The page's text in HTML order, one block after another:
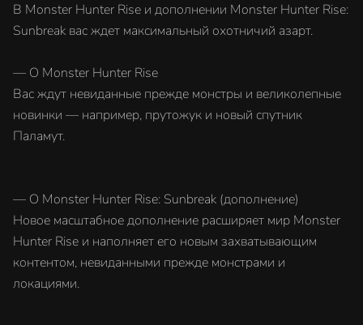
В Monster Hunter Rise и дополнении Monster Hunter Rise:
Sunbreak вас ждет максимальный охотничий азарт.
— О Monster Hunter Rise
Вас ждут невиданные прежде монстры и великолепные
новинки — например, прутожук и новый спутник
Паламут.
— О Monster Hunter Rise: Sunbreak (дополнение)
Новое масштабное дополнение расширяет мир Monster
Hunter Rise и наполняет его новым захватывающим
контентом, невиданными прежде монстрами и
локациями.